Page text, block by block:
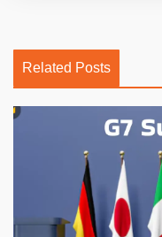
Related Posts